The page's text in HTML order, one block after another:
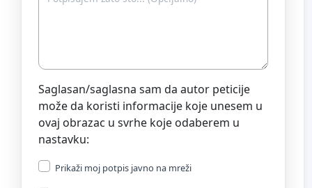
Saglasan/saglasna sam da autor peticije
može da koristi informacije koje unesem u
ovaj obrazac u svrhe koje odaberem u
nastavku:
Prikaži moj potpis javno na mreži